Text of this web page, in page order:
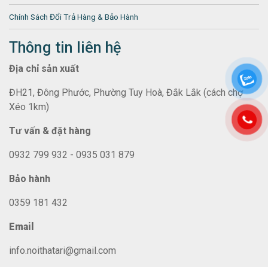
Chính Sách Đổi Trả Hàng & Bảo Hành
Thông tin liên hệ
Địa chỉ sản xuất
ĐH21, Đông Phước, Phường Tuy Hoà, Đắk Lắk (cách chợ
Xéo 1km)
Tư vấn & đặt hàng
0932 799 932 - 0935 031 879
Bảo hành
0359 181 432
Email
info.noithatari@gmail.com